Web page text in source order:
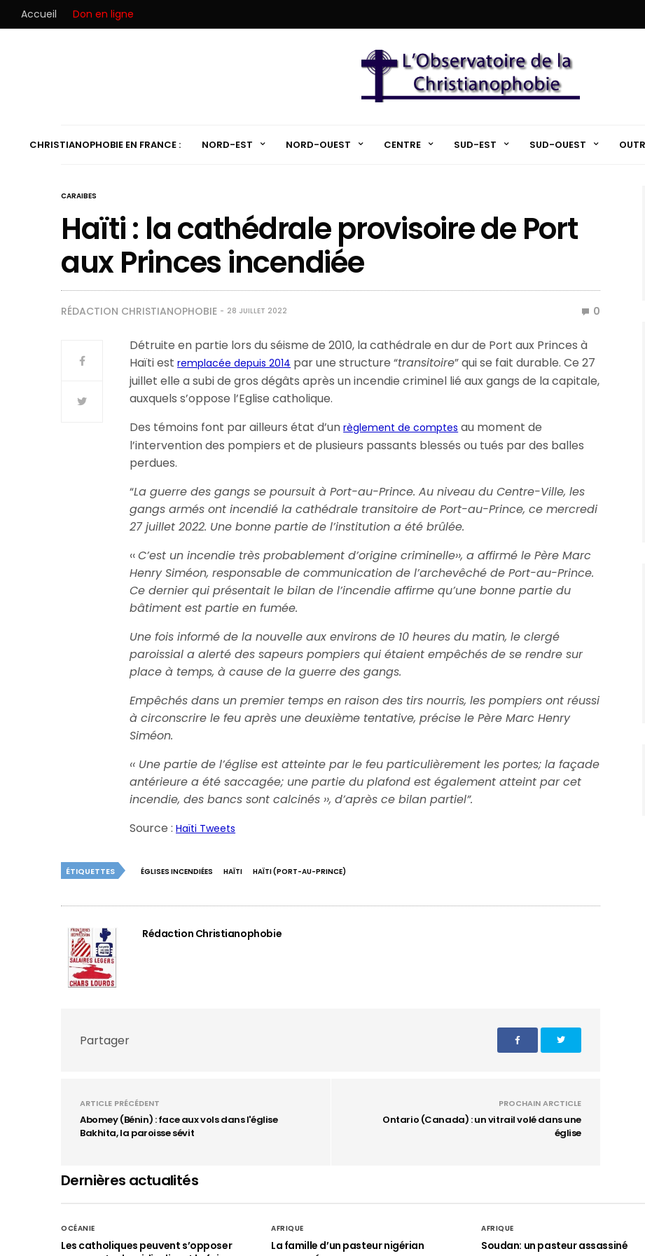
Accueil Don en ligne
CHRISTIANOPHOBIE EN FRANCE : NORD-EST NORD-OUEST CENTRE SUD-EST SUD-OUEST
CARAIBES
Haïti : la cathédrale provisoire de Port
aux Princes incendiée
RÉDACTION CHRISTIANOPHOBIE 28 JUILLET 2022 0
Détruite en partie lors du séisme de 2010, la cathédrale en dur de Port aux Princes à
Haïti estremplacée depuis 2014 par une structure “transitoire” qui se fait durable. Ce 27
juillet elle a subi de gros dégâts après un incendie criminel lié aux gangs de la capitale,
auxquels s’oppose l’Eglise catholique.
Des témoins font par ailleurs état d’unrèglement de comptes au moment de
l’intervention des pompiers et de plusieurs passants blessés ou tués par des balles
perdues.
“La guerre des gangs se poursuit à Port-au-Prince. Au niveau du Centre-Ville, les
gangs armés ont incendié la cathédrale transitoire de Port-au-Prince, ce mercredi
27 juillet 2022. Une bonne partie de l’institution a été brûlée.
‹‹C’est un incendie très probablement d’origine criminelle››, a affirmé le Père Marc
Henry Siméon, responsable de communication de l’archevêché de Port-au-Prince.
Ce dernier qui présentait le bilan de l’incendie affirme qu’une bonne partie du
bâtiment est partie en fumée.
Une fois informé de la nouvelle aux environs de 10 heures du matin, le clergé
paroissial a alerté des sapeurs pompiers qui étaient empêchés de se rendre sur
place à temps, à cause de la guerre des gangs.
Empêchés dans un premier temps en raison des tirs nourris, les pompiers ont réussi
à circonscrire le feu après une deuxième tentative, précise le Père Marc Henry
Siméon.
‹‹ Une partie de l’église est atteinte par le feu particulièrement les portes; la façade
antérieure a été saccagée; une partie du plafond est également atteint par cet
incendie, des bancs sont calcinés ››, d’après ce bilan partiel”.
Source :Haïti Tweets
ÉTIQUETTES ÉGLISES INCENDIÉES HAÏTI HAÏTI (PORT-AU-PRINCE)
Rédaction Christianophobie
Partager
ARTICLE PRÉCÉDENT
Abomey (Bénin) : face aux vols dans l'église
Bakhita, la paroisse sévit
PROCHAIN ARCTICLE
Ontario (Canada) : un vitrail volé dans une
église
Dernières actualités
OCÉANIE
Les catholiques peuvent s’opposer
AFRIQUE
La famille d’un pasteur nigérian
AFRIQUE
Soudan: un pasteur assassiné